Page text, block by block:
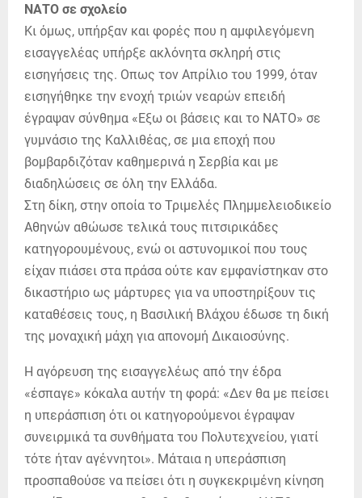
ΝΑΤΟ σε σχολείο
Κι όμως, υπήρξαν και φορές που η αμφιλεγόμενη
εισαγγελέας υπήρξε ακλόνητα σκληρή στις
εισηγήσεις της. Οπως τον Απρίλιο του 1999, όταν
εισηγήθηκε την ενοχή τριών νεαρών επειδή
έγραψαν σύνθημα «Εξω οι βάσεις και το ΝΑΤΟ» σε
γυμνάσιο της Καλλιθέας, σε μια εποχή που
βομβαρδιζόταν καθημερινά η Σερβία και με
διαδηλώσεις σε όλη την Ελλάδα.
Στη δίκη, στην οποία το Τριμελές Πλημμελειοδικείο
Αθηνών αθώωσε τελικά τους πιτσιρικάδες
κατηγορουμένους, ενώ οι αστυνομικοί που τους
είχαν πιάσει στα πράσα ούτε καν εμφανίστηκαν στο
δικαστήριο ως μάρτυρες για να υποστηρίξουν τις
καταθέσεις τους, η Βασιλική Βλάχου έδωσε τη δική
της μοναχική μάχη για απονομή Δικαιοσύνης.
Η αγόρευση της εισαγγελέως από την έδρα
«έσπαγε» κόκαλα αυτήν τη φορά: «Δεν θα με πείσει
η υπεράσπιση ότι οι κατηγορούμενοι έγραψαν
συνειρμικά τα συνθήματα του Πολυτεχνείου, γιατί
τότε ήταν αγέννητοι». Μάταια η υπεράσπιση
προσπαθούσε να πείσει ότι η συγκεκριμένη κίνηση